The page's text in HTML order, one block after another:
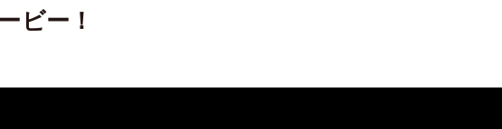
ビー！